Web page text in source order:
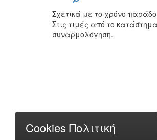
Σχετικά με το χρόνο
Στις τιμές από το
συναρμολόγηση.
Cookies Πολιτική